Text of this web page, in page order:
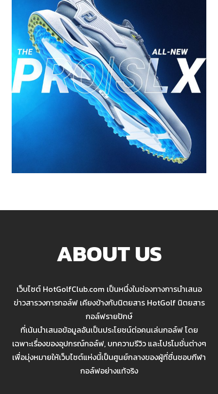
ABOUT US
เว็บไซต์ HotGolfClub.com เป็นหนึ่งในช่องทางการนำเสนอ
ข่าวสารวงการกอล์ฟ เคียงข้างกับนิตยสาร HotGolf นิตยสาร
กอล์ฟรายปักษ์
ที่เน้นนำเสนอข้อมูลอันเป็นประโยชน์ต่อคนเล่นกอล์ฟ โดย
เฉพาะเรื่องของอุปกรณ์กอล์ฟ, บทความรีวิว และโปรโมชั่นต่างๆ
เพื่อมุ่งหมายให้เว็บไซต์แห่งนี้เป็นศูนย์กลางของผู้ที่ชื่นชอบกีฬา
กอล์ฟอย่างแท้จริง